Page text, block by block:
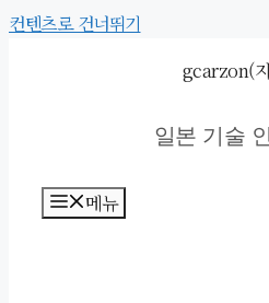
컨텐츠로 건너뛰기
gcarzon(
일본 기술
메뉴